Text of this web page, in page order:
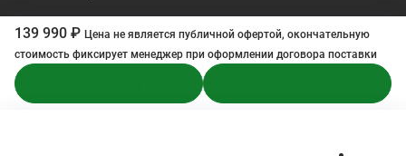
139 990 ₽ Цена не является публичной офертой, окончательную
стоимоcть фиксирует менеджер при оформлении договора поставки